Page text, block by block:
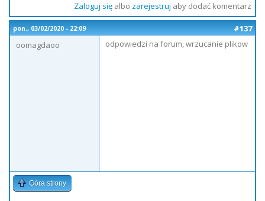
Zaloguj sięalbo zarejestruj aby dodać komentarz
pon., 03/02/2020 - 22:09
#137
oomagdaoo
odpowiedzi na forum, wrzucanie plikow
Góra strony